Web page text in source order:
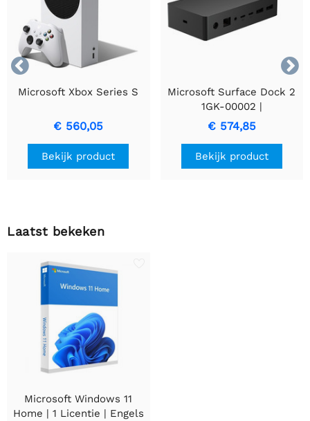


Microsoft Xbox Series S
€ 560,05
Bekijk product
Microsoft Surface Dock 2
1GK-00002 |
Dockingstation voor
Surface | 4x USB-C | 2x
USB-A | Dual 4K @60Hz |
199W voeding | Gigabit
€ 574,85
Bekijk product
Laatst bekeken
Microsoft Windows 11
Home | 1 Licentie | Engels